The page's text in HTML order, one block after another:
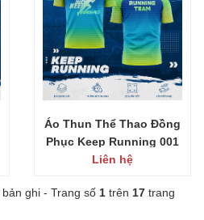
Áo Thun Thể Thao Đồng
Phục Keep Running 001
Liên hệ
bản ghi - Trang số 1 trên 17 trang